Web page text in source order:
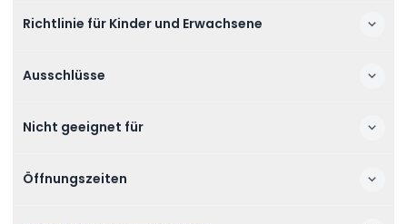
Richtlinie für Kinder und Erwachsene
Ausschlüsse
Nicht geeignet für
Öffnungszeiten